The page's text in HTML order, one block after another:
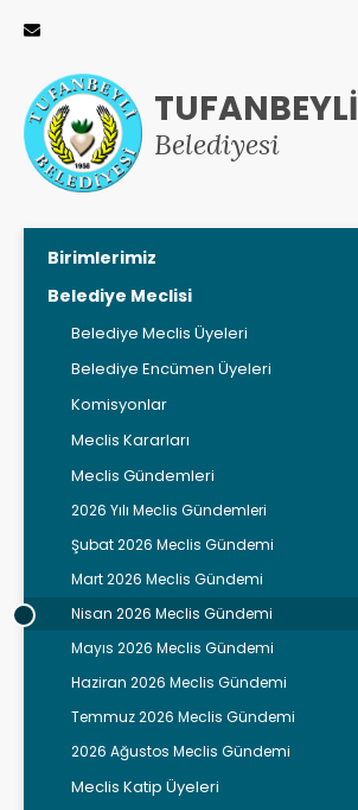
TUFANBEYLİ
Belediyesi
Birimlerimiz
Belediye Meclisi
Belediye Meclis Üyeleri
Belediye Encümen Üyeleri
Komisyonlar
Meclis Kararları
Meclis Gündemleri
2026 Yılı Meclis Gündemleri
Şubat 2026 Meclis Gündemi
Mart 2026 Meclis Gündemi
Nisan 2026 Meclis Gündemi
Mayıs 2026 Meclis Gündemi
Haziran 2026 Meclis Gündemi
Temmuz 2026 Meclis Gündemi
2026 Ağustos Meclis Gündemi
Meclis Katip Üyeleri